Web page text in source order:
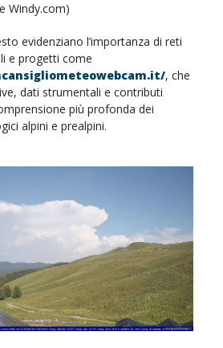
Windy.com)
evidenziano l’importanza di reti
e progetti come
, che
dati strumentali e contributi
più profonda dei
alpini e prealpini.